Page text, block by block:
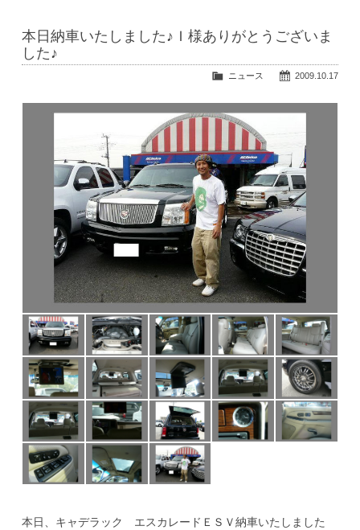
本日納車いたしました♪Ｉ様ありがとうございま
した♪
2009.10.17
ニュース
本日、キャデラック エスカレードＥＳＶ納車いたしました